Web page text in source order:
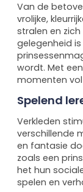
Van de
vrolijke,
stralen en zich
gelegenheid
wordt. Met
momenten
Spelend
Verkleden
verschillende
en fantasie
zoals een
het hun
spelen en